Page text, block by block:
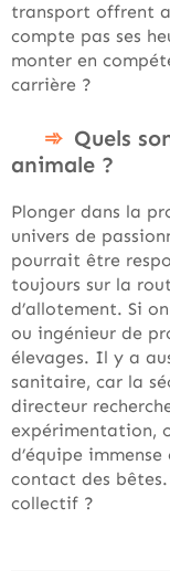
transport offrent
compte pas ses
monter en
carrière ?
Quels
animale ?
Plonger dans la
univers de
pourrait être
toujours sur la
d’allotement. Si
ou ingénieur de
élevages. Il y a
sanitaire, car la
directeur
expérimentation,
d’équipe
contact des
collectif ?